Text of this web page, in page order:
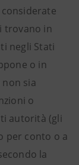
trovano in
negli Stati
o in
non sia
o
autorità (gli
per conto o a
la